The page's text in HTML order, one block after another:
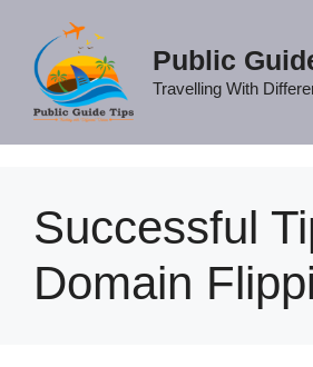
content
Public
Travelling With
Successful
Domain